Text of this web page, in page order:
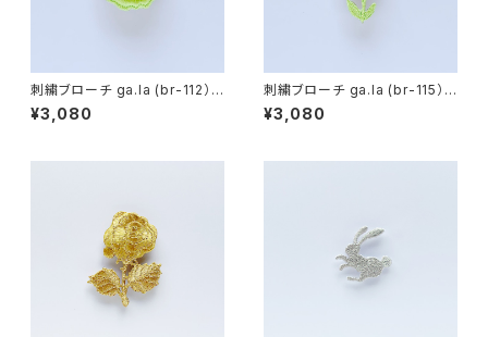
刺繍ブローチ ga.la (br-112）1
色
¥3,080
刺繍ブローチ ga.la (br-115）1
色
¥3,080